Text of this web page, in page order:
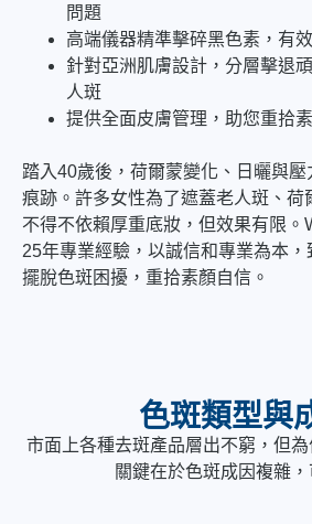
問題
高端儀器精準擊碎黑色素，有
針對亞洲肌膚設計，分層擊退
人斑
提供全面皮膚管理，助您重拾
踏入40歲後，荷爾蒙變化、日曬與
痕跡。許多女性為了遮蓋老人斑、荷
不得不依賴厚重底妝，但效果有限。
25年專業經驗，以誠信和專業為本
擺脫色斑困擾，重拾素顏自信。
色斑類型與
市面上各種去斑產品層出不窮，但
關鍵在於色斑成因複雜，